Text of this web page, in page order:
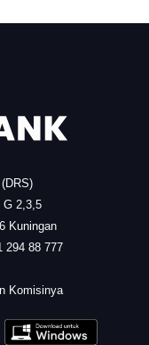
G 2,3,5
Kuningan
294 88 777
Komisinya